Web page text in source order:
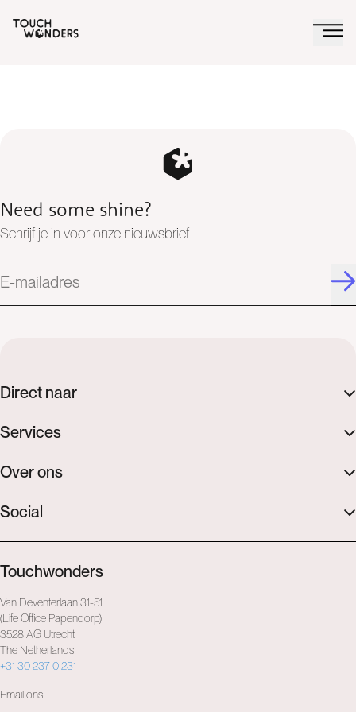
Need some shine?
Schrijf je in voor onze nieuwsbrief
E-mailadres
Direct naar
Services
Over ons
Social
Touchwonders
Van Deventerlaan 31-51
(Life Office Papendorp)
3528 AG Utrecht
The Netherlands
+31 30 237 0 231
Email ons!